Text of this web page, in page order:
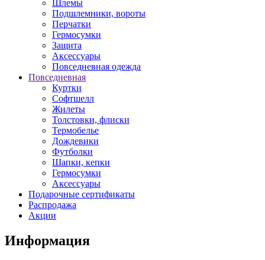
Шлемы
Подшлемники, вороты
Перчатки
Гермосумки
Защита
Аксессуары
Повседневная одежда
Повседневная
Куртки
Софтшелл
Жилеты
Толстовки, флиски
Термобелье
Дождевики
Футболки
Шапки, кепки
Гермосумки
Аксессуары
Подарочные сертификаты
Распродажа
Акции
Информация